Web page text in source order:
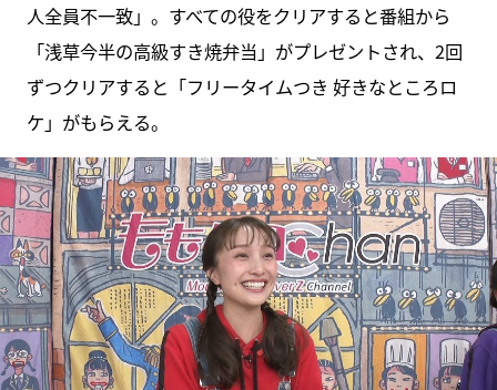
人全員不一致」。すべての役をクリアすると番組から
「浅草今半の高級すき焼弁当」がプレゼントされ、2回
ずつクリアすると「フリータイムつき 好きなところロ
ケ」がもらえる。